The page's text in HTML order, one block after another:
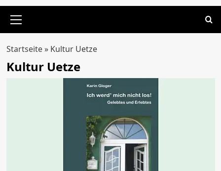
Menü
Startseite» Kultur Uetze
Kultur Uetze